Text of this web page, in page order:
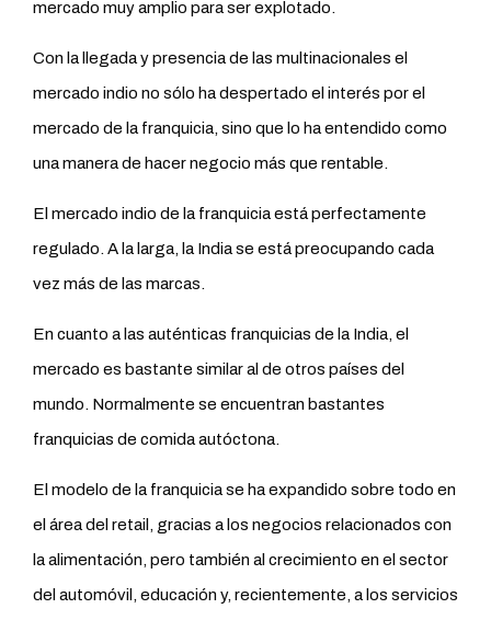
mercado muy amplio para ser explotado.
Con la llegada y presencia de las multinacionales el
mercado indio no sólo ha despertado el interés por el
mercado de la franquicia, sino que lo ha entendido como
una manera de hacer negocio más que rentable.
El mercado indio de la franquicia está perfectamente
regulado. A la larga, la India se está preocupando cada
vez más de las marcas.
En cuanto a las auténticas franquicias de la India, el
mercado es bastante similar al de otros países del
mundo. Normalmente se encuentran bastantes
franquicias de comida autóctona.
El modelo de la franquicia se ha expandido sobre todo en
el área del retail, gracias a los negocios relacionados con
la alimentación, pero también al crecimiento en el sector
del automóvil, educación y, recientemente, a los servicios